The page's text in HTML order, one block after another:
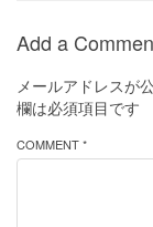
Add a
メールアドレスが
欄は必須項目です
COMMENT *